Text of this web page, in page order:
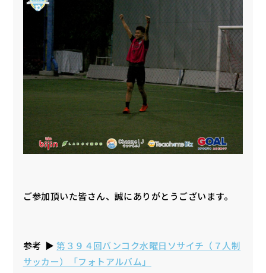
ご参加頂いた皆さん、誠にありがとうございます。
参考 ▶︎第３９４回バンコク水曜日ソサイチ（７人制
サッカー）「フォトアルバム」